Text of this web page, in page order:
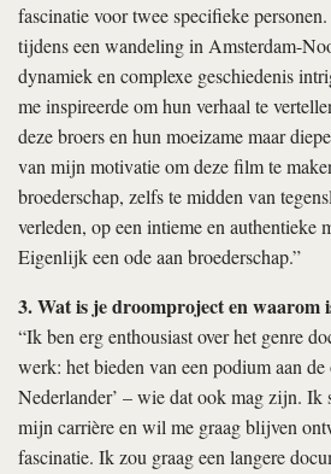
fascinatie voor twee specifieke
tijdens een wandeling in Amsterdam-
dynamiek en complexe geschiedenis
me inspireerde om hun verhaal te
deze broers en hun moeizame maar
van mijn motivatie om deze film te
broederschap, zelfs te midden van
verleden, op een intieme en authentieke
Eigenlijk een ode aan broederschap.”
3. Wat is je droomproject en waarom
“Ik ben erg enthousiast over het genre
werk: het bieden van een podium aan
Nederlander’ – wie dat ook mag zijn. Ik
mijn carrière en wil me graag blijven
fascinatie. Ik zou graag een langere